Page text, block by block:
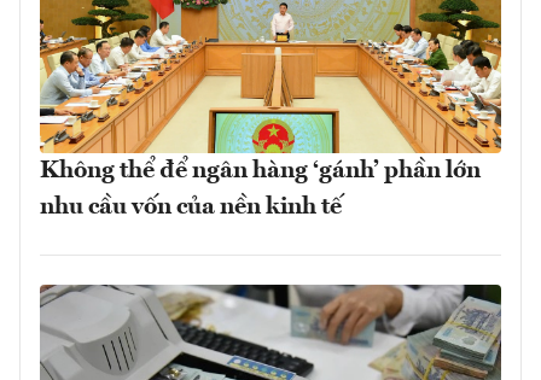
Không thể để ngân hàng ‘gánh’ phần lớn
nhu cầu vốn của nền kinh tế